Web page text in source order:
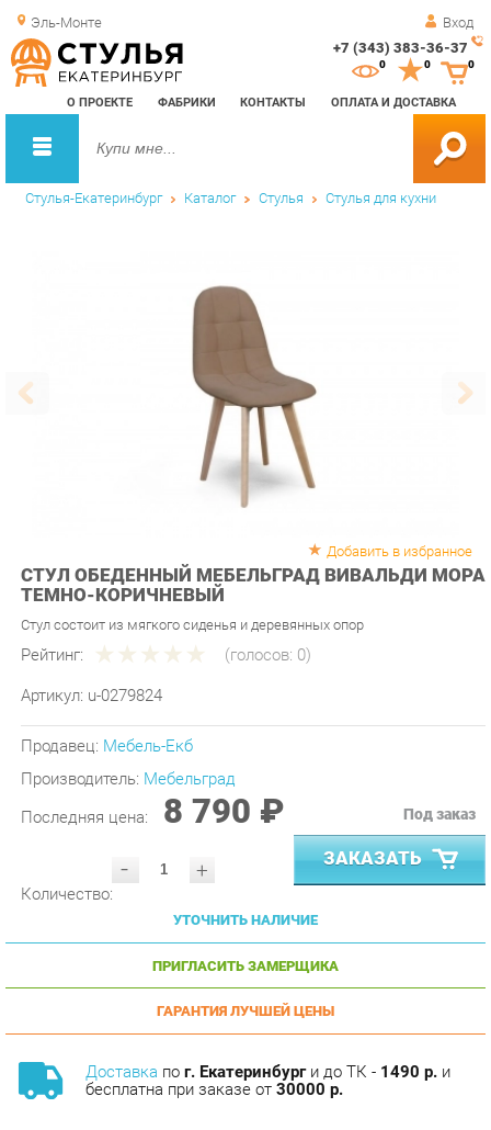
Эль-Монте Вход
+7 (343) 383-36-37
О ПРОЕКТЕ ФАБРИКИ КОНТАКТЫ ОПЛАТА И ДОСТАВКА
0 0
Стулья-Екатеринбург Каталог Стулья Стулья для кухни
СТУЛ ОБЕДЕННЫЙ МЕБЕЛЬГРАД ВИВАЛЬДИ МОРА
ТЕМНО-КОРИЧНЕВЫЙ
Стул состоит из мягкого сиденья и деревянных опор
Рейтинг: (голосов:0)
u-0279824
Производитель:Мебельград
Последняя цена:
8 790 ₽
- ЗАКАЗАТЬ
УТОЧНИТЬ НАЛИЧИЕ
ПРИГЛАСИТЬ ЗАМЕРЩИКА
ГАРАНТИЯ ЛУЧШЕЙ ЦЕНЫ
Доставкапог. Екатеринбурги до ТК -1490 р.и